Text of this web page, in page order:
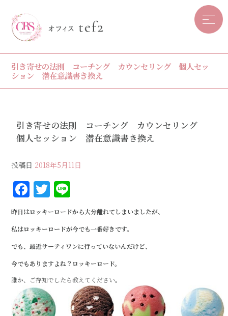
引き寄せの法則 コーチング カウンセリング 個人セッ
ション 潜在意識書き換え
引き寄せの法則 コーチング カウンセリング
個人セッション 潜在意識書き換え
投稿日 2018年5月11日
F
a
c
e
b
o
o
k
T
w
it
te
r
n
e
昨日はロッキーロードから大分離れてしまいましたが、
私はロッキーロードが今でも一番好きです。
でも、最近サーティワンに行っていないんだけど、
今でもありますよね？ロッキーロード。
誰か、ご存知でしたら教えてください。